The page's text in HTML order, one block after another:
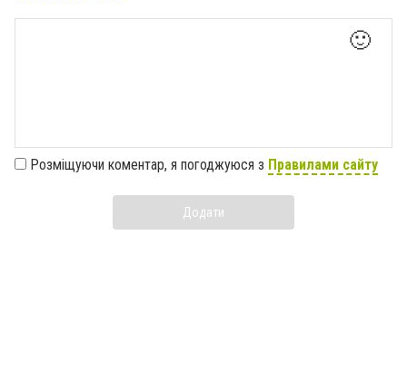
🙂
Розміщуючи коментар, я погоджуюся з Правилами сайту
Додати